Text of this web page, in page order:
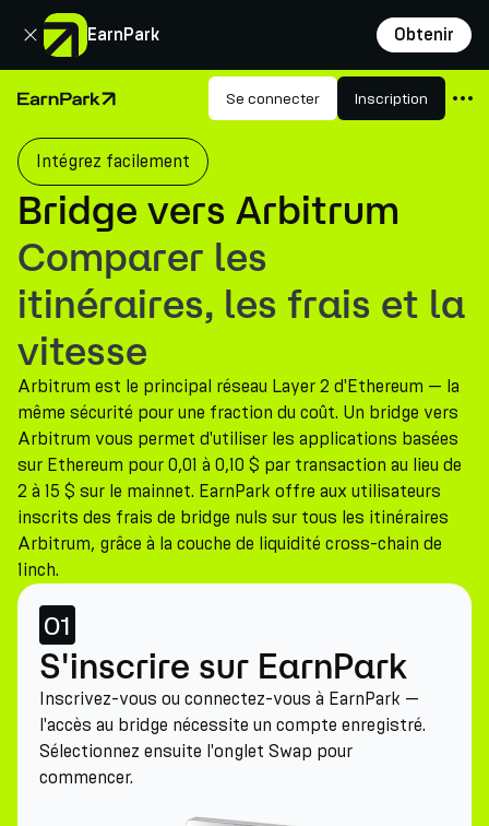
EarnPark Obtenir
Fermer
Page d'accueil Se connecter Inscription
Produits
Marchés
Calculatrices
PARK Token
Ressources
Entreprise
Intégrez facilement
Bridge vers Arbitrum
Comparer les
itinéraires, les frais et la
vitesse
Arbitrum est le principal réseau Layer 2 d'Ethereum — la
même sécurité pour une fraction du coût. Un bridge vers
Arbitrum vous permet d'utiliser les applications basées
sur Ethereum pour 0,01 à 0,10 $ par transaction au lieu de
2 à 15 $ sur le mainnet. EarnPark offre aux utilisateurs
inscrits des frais de bridge nuls sur tous les itinéraires
Arbitrum, grâce à la couche de liquidité cross-chain de
1inch.
01
S'inscrire sur EarnPark
Inscrivez-vous ou connectez-vous à EarnPark —
l'accès au bridge nécessite un compte enregistré.
Sélectionnez ensuite l'onglet Swap pour
commencer.